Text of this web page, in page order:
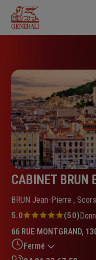
contenu
principal
CABINET BRUN
BRUN Jean-Pierre ,
Note
5.0
sur
5
5.0 (50)
66 RUE MONTGRAND,
Fermé